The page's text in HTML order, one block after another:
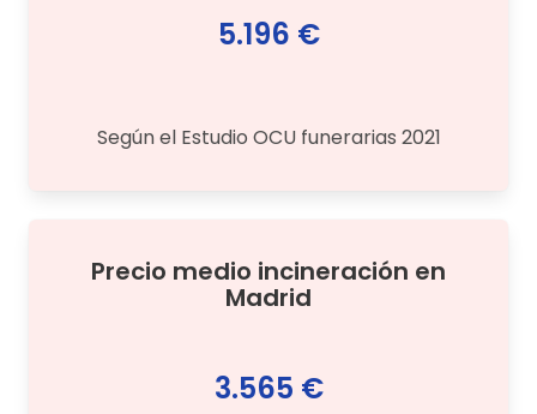
5.196 €
Según el Estudio OCU funerarias 2021
Precio medio incineración en
Madrid
3.565 €